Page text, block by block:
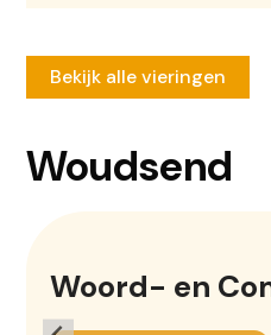
Bekijk alle vieringen
Woudsend
Woord- en